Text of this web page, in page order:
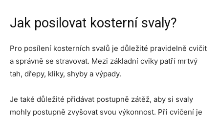
Jak posilovat kosterní svaly?
Pro posílení kosterních svalů je důležité pravidelně cvičit
a správně se stravovat. Mezi základní cviky patří mrtvý
tah, dřepy, kliky, shyby a výpady.
Je také důležité přidávat postupně zátěž, aby si svaly
mohly postupně zvyšovat svou výkonnost. Při cvičení je